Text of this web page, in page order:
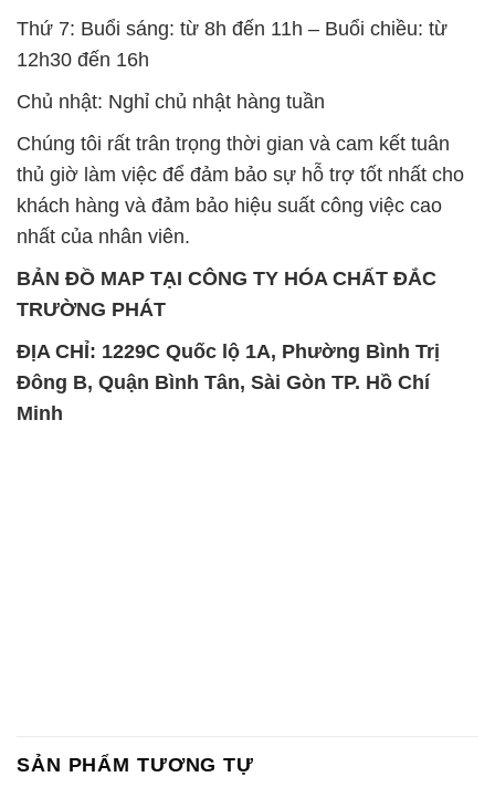
Thứ 7: Buổi sáng: từ 8h đến 11h – Buổi chiều: từ
12h30 đến 16h
Chủ nhật: Nghỉ chủ nhật hàng tuần
Chúng tôi rất trân trọng thời gian và cam kết tuân
thủ giờ làm việc để đảm bảo sự hỗ trợ tốt nhất cho
khách hàng và đảm bảo hiệu suất công việc cao
nhất của nhân viên.
BẢN ĐỒ MAP TẠI CÔNG TY HÓA CHẤT ĐẮC
TRƯỜNG PHÁT
ĐỊA CHỈ: 1229C Quốc lộ 1A, Phường Bình Trị
Đông B, Quận Bình Tân, Sài Gòn TP. Hồ Chí
Minh
SẢN PHẨM TƯƠNG TỰ